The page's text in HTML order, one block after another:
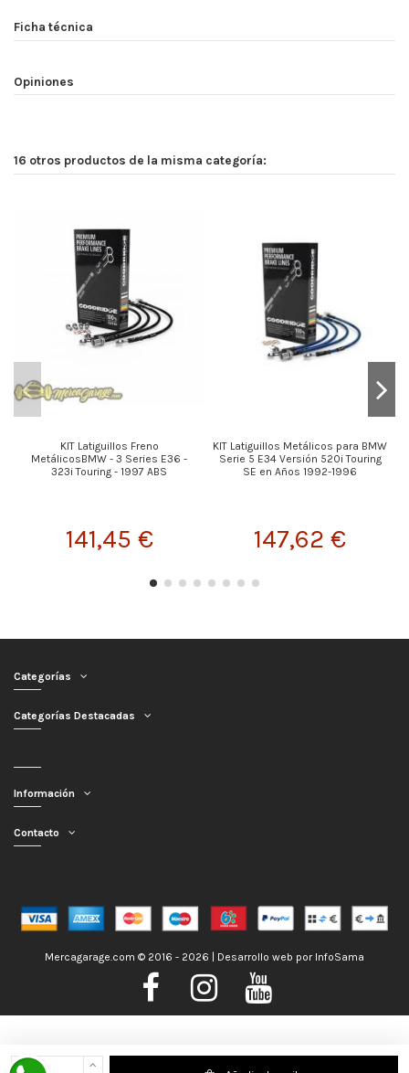
Nos encontramos de Vacaciones, no obstante los pedidos hechos se
Ficha técnica
Opiniones
16 otros productos de la misma categoría:
KIT Latiguillos Freno
MetálicosBMW - 3 Series E36 -
323i Touring - 1997 ABS
141,45 €
KIT Latiguillos Metálicos para BMW
Serie 5 E34 Versión 520i Touring
SE en Años 1992-1996
147,62 €
Categorías
Categorías Destacadas
Información
Contacto
Mercagarage.com © 2016 - 2026 | Desarrollo web por InfoSama